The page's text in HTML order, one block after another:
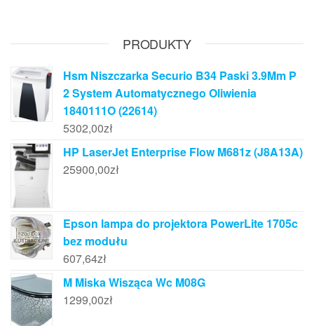
PRODUKTY
Hsm Niszczarka Securio B34 Paski 3.9Mm P
2 System Automatycznego Oliwienia
1840111O (22614)
5302,00zł
HP LaserJet Enterprise Flow M681z (J8A13A)
25900,00zł
Epson lampa do projektora PowerLite 1705c
bez modułu
607,64zł
M Miska Wisząca Wc M08G
1299,00zł